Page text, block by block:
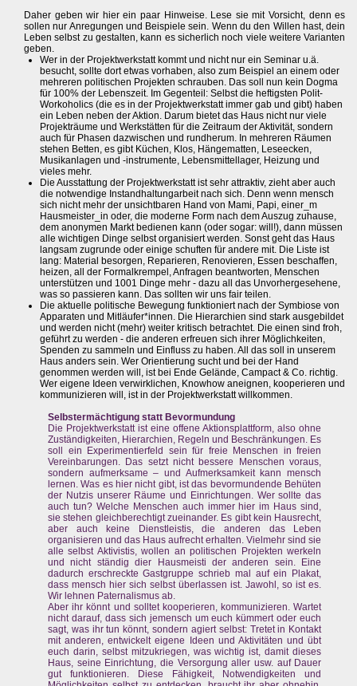
Daher geben wir hier ein paar Hinweise. Lese sie mit Vorsicht, denn es
sollen nur Anregungen und Beispiele sein. Wenn du den Willen hast, dein
Leben selbst zu gestalten, kann es sicherlich noch viele weitere Varianten
geben.
Wer in der Projektwerkstatt kommt und nicht nur ein Seminar u.ä.
besucht, sollte dort etwas vorhaben, also zum Beispiel an einem oder
mehreren politischen Projekten schrauben. Das soll nun kein Dogma
für 100% der Lebenszeit. Im Gegenteil: Selbst die heftigsten Polit-
Workoholics (die es in der Projektwerkstatt immer gab und gibt) haben
ein Leben neben der Aktion. Darum bietet das Haus nicht nur viele
Projekträume und Werkstätten für die Zeitraum der Aktivität, sondern
auch für Phasen dazwischen und rundherum. In mehreren Räumen
stehen Betten, es gibt Küchen, Klos, Hängematten, Leseecken,
Musikanlagen und -instrumente, Lebensmittellager, Heizung und
vieles mehr.
Die Ausstattung der Projektwerkstatt ist sehr attraktiv, zieht aber auch
die notwendige Instandhaltungarbeit nach sich. Denn wenn mensch
sich nicht mehr der unsichtbaren Hand von Mami, Papi, einer_m
Hausmeister_in oder, die moderne Form nach dem Auszug zuhause,
dem anonymen Markt bedienen kann (oder sogar: will!), dann müssen
alle wichtigen Dinge selbst organisiert werden. Sonst geht das Haus
langsam zugrunde oder einige schuften für andere mit. Die Liste ist
lang: Material besorgen, Reparieren, Renovieren, Essen beschaffen,
heizen, all der Formalkrempel, Anfragen beantworten, Menschen
unterstützen und 1001 Dinge mehr - dazu all das Unvorhergesehene,
was so passieren kann. Das sollten wir uns fair teilen.
Die aktuelle politische Bewegung funktioniert nach der Symbiose von
Apparaten und Mitläufer*innen. Die Hierarchien sind stark ausgebildet
und werden nicht (mehr) weiter kritisch betrachtet. Die einen sind froh,
geführt zu werden - die anderen erfreuen sich ihrer Möglichkeiten,
Spenden zu sammeln und Einfluss zu haben. All das soll in unserem
Haus anders sein. Wer Orientierung sucht und bei der Hand
genommen werden will, ist bei Ende Gelände, Campact & Co. richtig.
Wer eigene Ideen verwirklichen, Knowhow aneignen, kooperieren und
kommunizieren will, ist in der Projektwerkstatt willkommen.
Selbstermächtigung statt Bevormundung
Die Projektwerkstatt ist eine offene Aktionsplattform, also ohne
Zuständigkeiten, Hierarchien, Regeln und Beschränkungen. Es
soll ein Experimentierfeld sein für freie Menschen in freien
Vereinbarungen. Das setzt nicht bessere Menschen voraus,
sondern aufmerksame – und Aufmerksamkeit kann mensch
lernen. Was es hier nicht gibt, ist das bevormundende Behüten
der Nutzis unserer Räume und Einrichtungen. Wer sollte das
auch tun? Welche Menschen auch immer hier im Haus sind,
sie stehen gleichberechtigt zueinander. Es gibt kein Hausrecht,
aber auch keine Dienstleistis, die anderen das Leben
organisieren und das Haus aufrecht erhalten. Vielmehr sind sie
alle selbst Aktivistis, wollen an politischen Projekten werkeln
und nicht ständig dier Hausmeisti der anderen sein. Eine
dadurch erschreckte Gastgruppe schrieb mal auf ein Plakat,
dass mensch hier sich selbst überlassen ist. Jawohl, so ist es.
Wir lehnen Paternalismus ab.
Aber ihr könnt und solltet kooperieren, kommunizieren. Wartet
nicht darauf, dass sich jemensch um euch kümmert oder euch
sagt, was ihr tun könnt, sondern agiert selbst: Tretet in Kontakt
mit anderen, entwickelt eigene Ideen und Aktivitäten und übt
euch darin, selbst mitzukriegen, was wichtig ist, damit dieses
Haus, seine Einrichtung, die Versorgung aller usw. auf Dauer
gut funktionieren. Diese Fähigkeit, Notwendigkeiten und